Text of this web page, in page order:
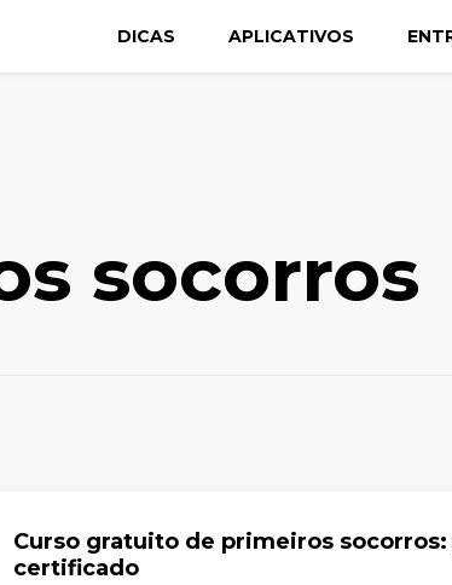
DICAS APLICATIVOS
socorros
Curso gratuito de primeiros
certificado